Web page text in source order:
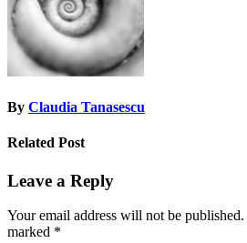
By Claudia Tanasescu
Related Post
Leave a Reply
Your email address will not be published.
marked *